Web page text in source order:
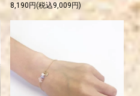
8,190円(税込9,009円)